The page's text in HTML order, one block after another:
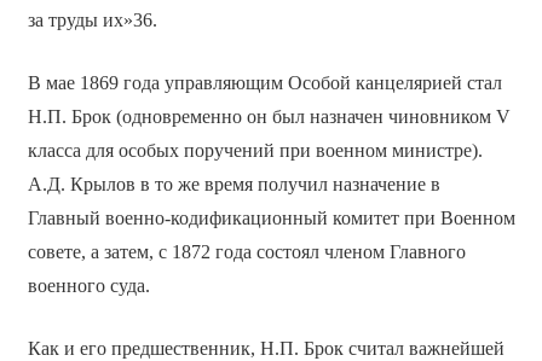
за труды их»36.
В мае 1869 года управляющим Особой канцелярией стал
Н.П. Брок (одновременно он был назначен чиновником V
класса для особых поручений при военном министре).
А.Д. Крылов в то же время получил назначение в
Главный военно-кодификационный комитет при Военном
совете, а затем, с 1872 года состоял членом Главного
военного суда.
Как и его предшественник, Н.П. Брок считал важнейшей